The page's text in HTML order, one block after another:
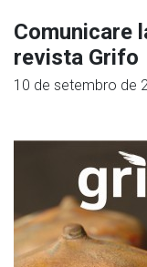
Comunicare
revista Grifo
10 de setembro de